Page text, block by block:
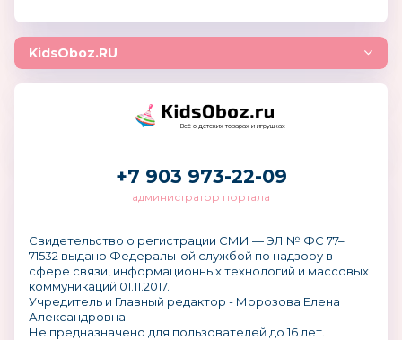
KidsOboz.RU
Всё о детских товарах и игрушках
+7 903 973-22-09
администратор портала
Свидетельство о регистрации СМИ — ЭЛ № ФС 77–
71532 выдано Федеральной службой по надзору в
сфере связи, информационных технологий и массовых
коммуникаций 01.11.2017.
Учредитель и Главный редактор - Морозова Елена
Александровна.
Не предназначено для пользователей до 16 лет.